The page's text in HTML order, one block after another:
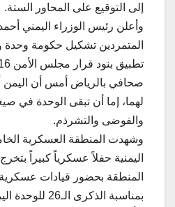
إلى التوقيع على المحاور الستة.
وأعلن رئيس الوزراء اليمني
المتمردين تشكيل حكومة وحدة
صحافي بالرياض أمس أن اليمن
لهما، إما أن تبقى الوحدة في
والفوضى والتشرذم.
وشهدت المنطقة العسكرية
اليمنية حفلاً عسكرياً كبيراً
المنطقة بحضور قيادات
بمناسبة الذكرى